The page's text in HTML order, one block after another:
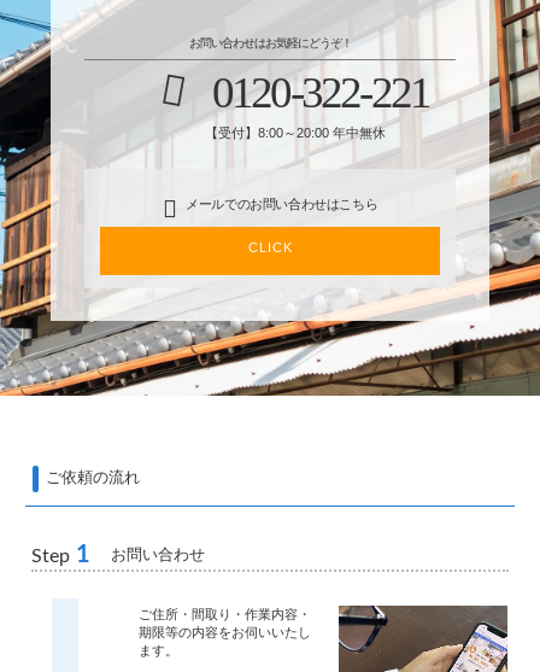
お問い合わせはお気軽にどうぞ！
0120-322-221
【受付】8:00～20:00 年中無休
メールでのお問い合わせはこちら
CLICK
ご依頼の流れ
Step 1 お問い合わせ
ご住所・間取り・作業内容・
期限等の内容をお伺いいたし
ます。